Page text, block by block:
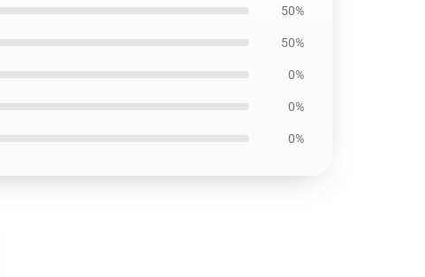
50%
50%
0%
0%
0%